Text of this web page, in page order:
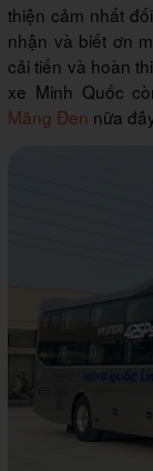
thiện cảm nhất
nhận và biết ơn
cải tiến và hoàn
xe Minh Quốc
Măng Đen nữa